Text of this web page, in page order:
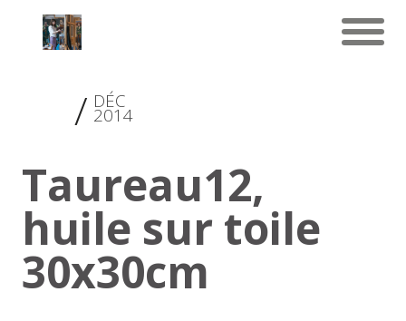
DÉC
2014
Taureau12,
huile sur toile
30x30cm